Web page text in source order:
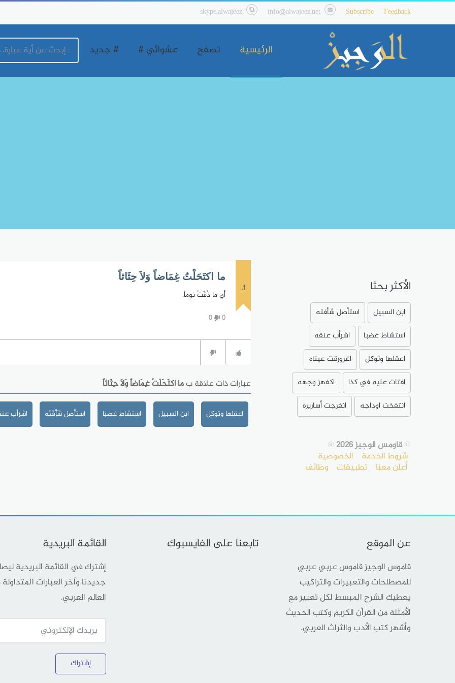
Feedback
Subscribe
info@alwajeez.net
skype.alwajeez
الرئيسية تصفح عشوائي # # جديد
1.
ما اكتَحَلْتُ غِمَاضاً وَلاَ حِثَاثاً
أي ما ذُقْتُ نوماً.
0
0
عبارات ذات علاقة بما اكتَحَلْتُ غِمَاضاً وَلاَ حِثَاثاً
اعقلها وتوكل ابن السبيل استشاط غضبا استأصل شَأْفَتَه اشرأب
الأكثر بحثا
ابن السبيل
استأصل شأفته
استشاط غضبا
اشرأب عنقه
اعقلها وتوكل
اغرورقت عيناه
افتات عليه في كذا
اكفهز وجهه
انتفخت اوداجه
انفرجت أساريره
©قاومس الوجيز 2026 ®
شروط الخدمة الخصوصية
أعلن معنا تطبيقات وظائف
عن الموقع
قاموس الوجيز قاموس عربي عربي
للمصطلحات والتعبيرات والتراكيب
يعطيك الشرح المبسط لكل تعبير مع
الأمثلة من القرأن الكريم وكتب الحديث
وأشهر كتب الأدب والثراث العربي.
تابعنا على الفايسبوك القائمة البريدية
إشترك في القائمة البريدية
جديدنا وآخر العبارات
العالم العربي.
إشتراك